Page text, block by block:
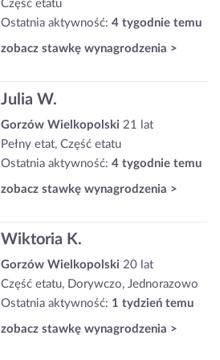
Część etatu
Ostatnia aktywność: 4 tygodnie temu
zobacz stawkę wynagrodzenia >
Julia W.
Gorzów Wielkopolski 21 lat
Pełny etat, Część etatu
Ostatnia aktywność: 4 tygodnie temu
zobacz stawkę wynagrodzenia >
Wiktoria K.
Gorzów Wielkopolski 20 lat
Część etatu, Dorywczo, Jednorazowo
Ostatnia aktywność: 1 tydzień temu
zobacz stawkę wynagrodzenia >